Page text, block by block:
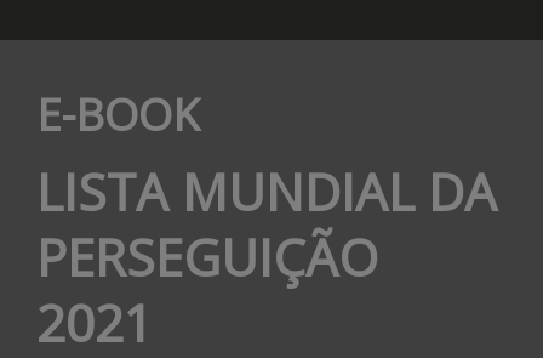
E-BOOK
LISTA MUNDIAL DA
PERSEGUIÇÃO
2021